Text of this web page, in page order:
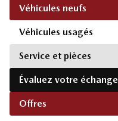
Véhicules neufs
Véhicules usagés
Service et pièces
Évaluez votre échange
Offres